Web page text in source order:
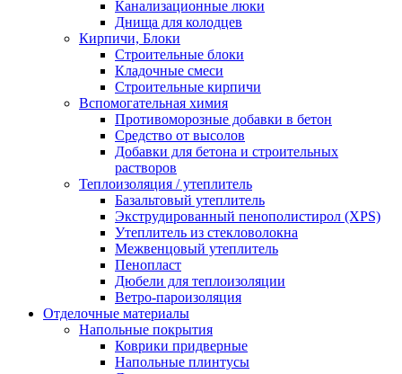
Канализационные люки
Днища для колодцев
Кирпичи, Блоки
Строительные блоки
Кладочные смеси
Строительные кирпичи
Вспомогательная химия
Противоморозные добавки в бетон
Средство от высолов
Добавки для бетона и строительных
растворов
Теплоизоляция / утеплитель
Базальтовый утеплитель
Экструдированный пенополистирол (XPS)
Утеплитель из стекловолокна
Межвенцовый утеплитель
Пенопласт
Дюбели для теплоизоляции
Ветро-пароизоляция
Отделочные материалы
Напольные покрытия
Коврики придверные
Напольные плинтусы